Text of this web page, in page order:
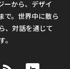
ーから、デザイ
で。世界中に散ら
、対話を通じて
。